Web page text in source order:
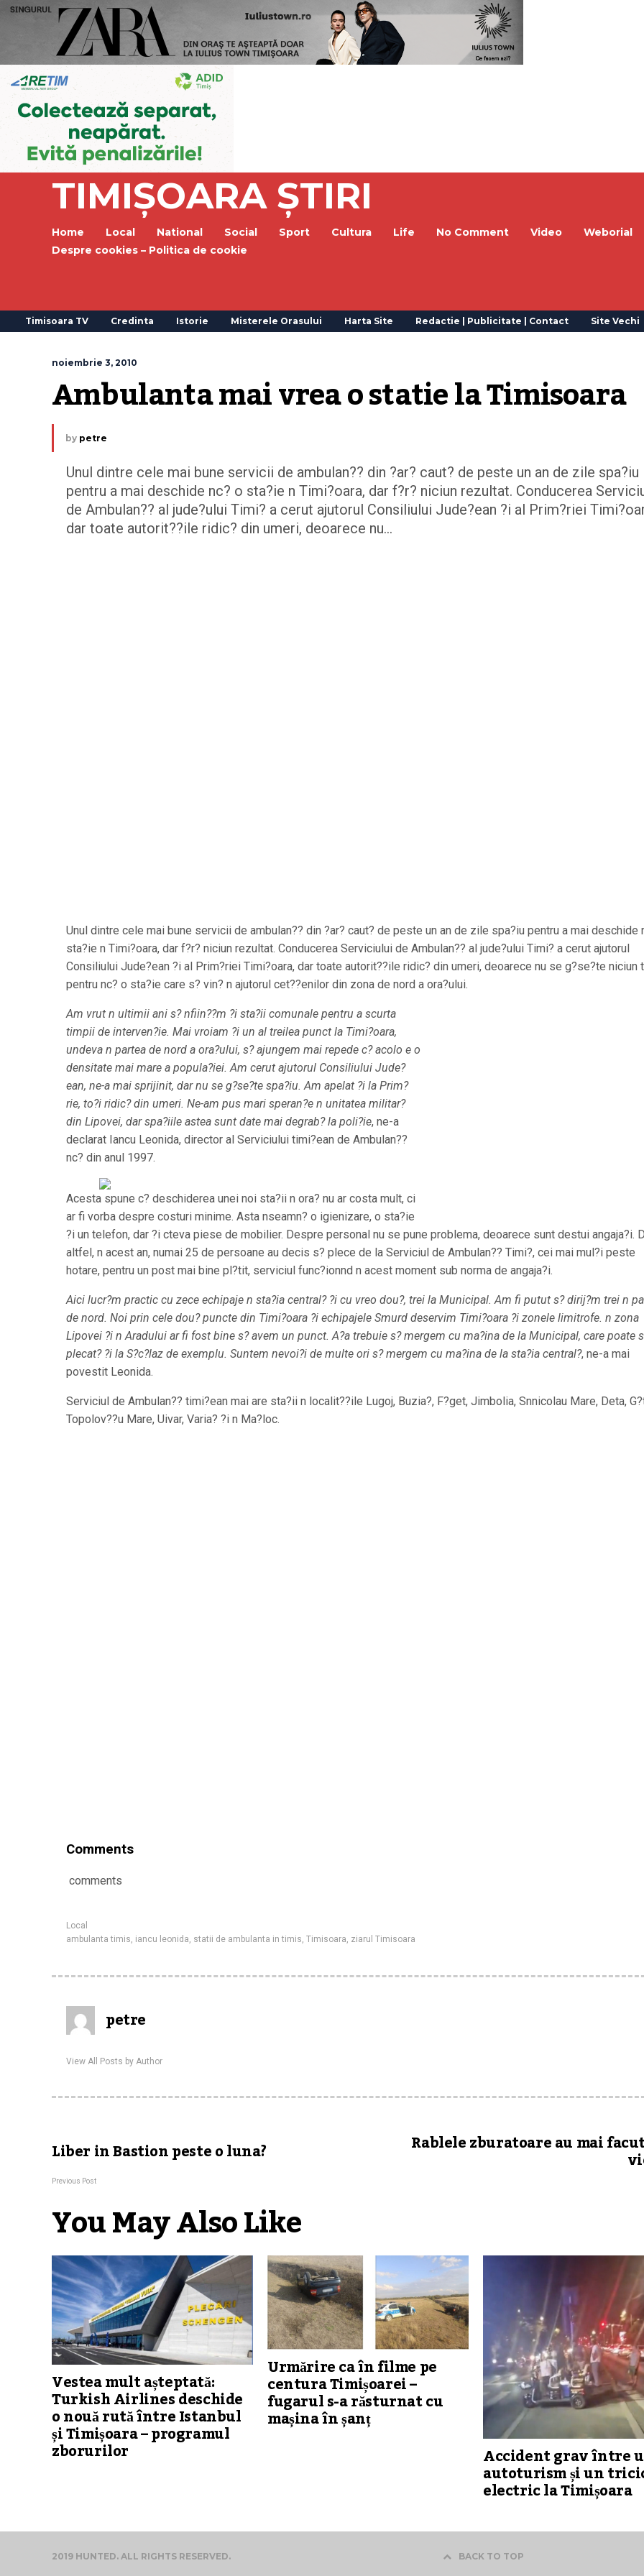
TIMIȘOARA ȘTIRI
Home Local National Social Sport Cultura Life No Comment Video Weborial
Despre cookies – Politica de cookie
Timisoara TV Credinta Istorie Misterele Orasului Harta Site Redactie | Publicitate | Contact Site Vechi
noiembrie 3, 2010
Ambulanta mai vrea o statie la Timisoara
by petre
Unul dintre cele mai bune servicii de ambulan?? din ?ar? caut? de peste un an de zile spa?iu
pentru a mai deschide nc? o sta?ie n Timi?oara, dar f?r? niciun rezultat. Conducerea
de Ambulan?? al jude?ului Timi? a cerut ajutorul Consiliului Jude?ean ?i al Prim?riei
dar toate autorit??ile ridic? din umeri, deoarece nu…
Unul dintre cele mai bune servicii de ambulan?? din ?ar? caut? de peste un an de zile spa?iu pentru a mai deschide
sta?ie n Timi?oara, dar f?r? niciun rezultat. Conducerea Serviciului de Ambulan?? al jude?ului Timi? a cerut ajutorul
Consiliului Jude?ean ?i al Prim?riei Timi?oara, dar toate autorit??ile ridic? din umeri, deoarece nu se g?se?te niciun
pentru nc? o sta?ie care s? vin? n ajutorul cet??enilor din zona de nord a ora?ului.
Am vrut n ultimii ani s? nfiin??m ?i sta?ii comunale pentru a scurta
timpii de interven?ie. Mai vroiam ?i un al treilea punct la Timi?oara,
undeva n partea de nord a ora?ului, s? ajungem mai repede c? acolo e o
densitate mai mare a popula?iei. Am cerut ajutorul Consiliului Jude?
ean, ne-a mai sprijinit, dar nu se g?se?te spa?iu. Am apelat ?i la Prim?
rie, to?i ridic? din umeri. Ne-am pus mari speran?e n unitatea militar?
din Lipovei, dar spa?iile astea sunt date mai degrab? la poli?ie, ne-a
declarat Iancu Leonida, director al Serviciului timi?ean de Ambulan??
nc? din anul 1997.
Acesta spune c? deschiderea unei noi sta?ii n ora? nu ar costa mult, ci
ar fi vorba despre costuri minime. Asta nseamn? o igienizare, o sta?ie
?i un telefon, dar ?i cteva piese de mobilier. Despre personal nu se pune problema, deoarece sunt destui angaja?i.
altfel, n acest an, numai 25 de persoane au decis s? plece de la Serviciul de Ambulan?? Timi?, cei mai mul?i peste
hotare, pentru un post mai bine pl?tit, serviciul func?ionnd n acest moment sub norma de angaja?i.
Aici lucr?m practic cu zece echipaje n sta?ia central? ?i cu vreo dou?, trei la Municipal. Am fi putut s? dirij?m trei n
de nord. Noi prin cele dou? puncte din Timi?oara ?i echipajele Smurd deservim Timi?oara ?i zonele limitrofe. n zona
Lipovei ?i n Aradului ar fi fost bine s? avem un punct. A?a trebuie s? mergem cu ma?ina de la Municipal, care poate
plecat? ?i la S?c?laz de exemplu. Suntem nevoi?i de multe ori s? mergem cu ma?ina de la sta?ia central?, ne-a mai
povestit Leonida.
Serviciul de Ambulan?? timi?ean mai are sta?ii n localit??ile Lugoj, Buzia?, F?get, Jimbolia, Snnicolau Mare, Deta,
Topolov??u Mare, Uivar, Varia? ?i n Ma?loc.
Comments
comments
Local
ambulanta timis, iancu leonida, statii de ambulanta in timis, Timisoara, ziarul Timisoara
petre
View All Posts by Author
Liber in Bastion peste o luna?
Previous Post
Rablele zburatoare au mai
You May Also Like
Vestea mult așteptată:
Turkish Airlines deschide
o nouă rută între Istanbul
și Timișoara – programul
zborurilor
Urmărire ca în filme pe
centura Timișoarei –
fugarul s-a răsturnat cu
mașina în șanț
Accident grav între
autoturism și un
electric la Timișoara
2019 HUNTED. ALL RIGHTS RESERVED. BACK TO TOP